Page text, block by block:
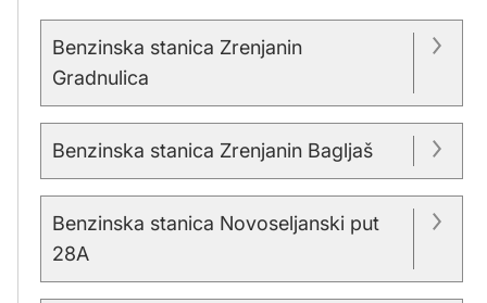
Benzinska stanica Zrenjanin
Gradnulica
Benzinska stanica Zrenjanin Bagljaš
Benzinska stanica Novoseljanski put
28A